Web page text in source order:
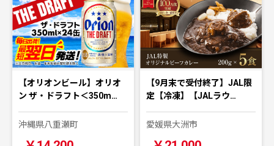
【オリオンビール】オリオ
ン ザ・ドラフト＜350m…
沖縄県八重瀬町
【9月末で受付終了】JAL限
定【冷凍】【JALラウ…
愛媛県大洲市